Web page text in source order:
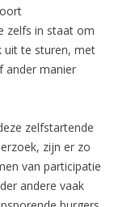
zelfs in staat om
uit te sturen, met
ander manier
zelfstartende
zijn er zo
van participatie
andere vaak